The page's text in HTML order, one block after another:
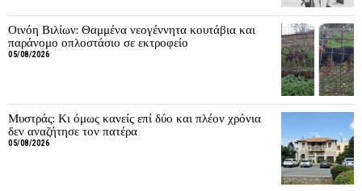
Οινόη Βιλίων: Θαμμένα νεογέννητα κουτάβια και
παράνομο οπλοστάσιο σε εκτροφείο
05/08/2026
Μυστράς: Κι όμως κανείς επί δύο και πλέον χρόνια
δεν αναζήτησε τον πατέρα
05/08/2026